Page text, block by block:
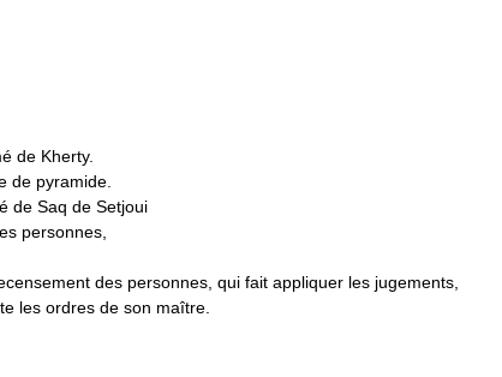
de Kherty.
de pyramide.
de Saq de Setjoui
personnes,
des personnes, qui fait appliquer les jugements,
les ordres de son maître.